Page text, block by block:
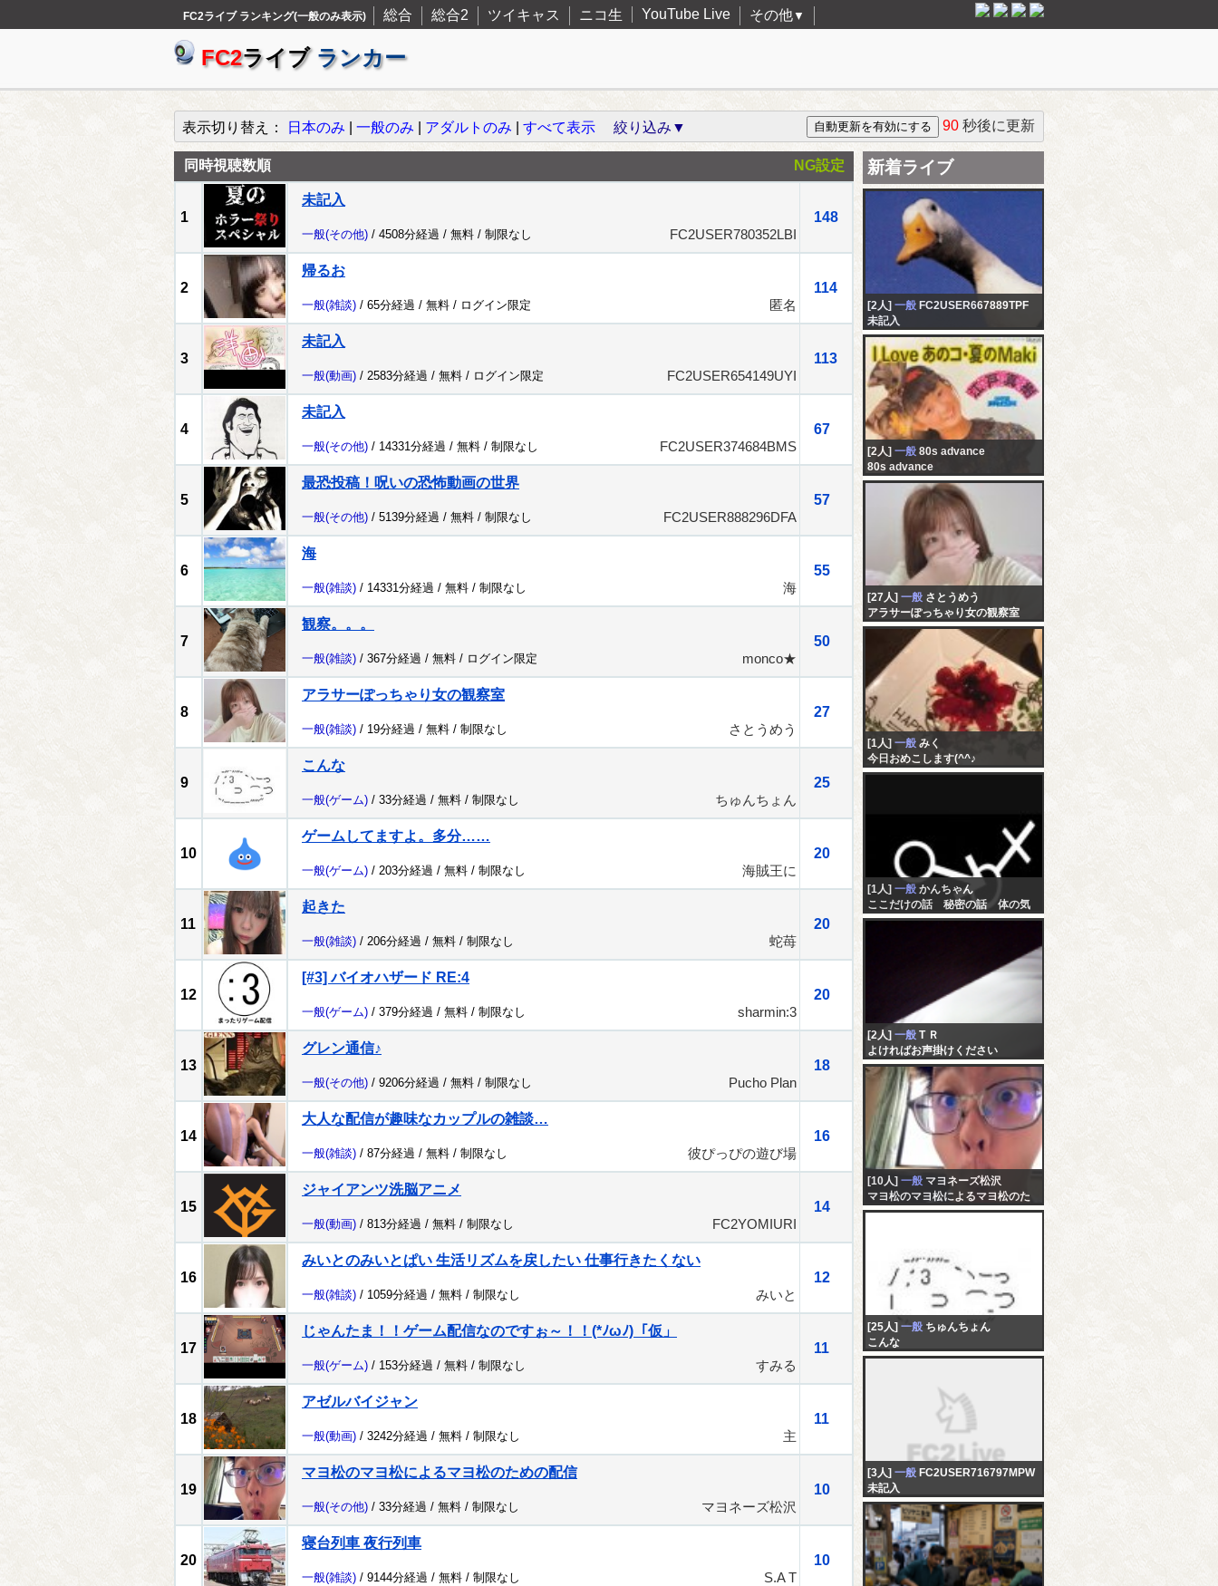
FC2ライブ ランキング(一般のみ表示) 総合 総合2 ツイキャス ニコ生 YouTube Live その他▼
FC2ライブ ランカー
表示切り替え： 日本のみ 一般のみ アダルトのみ すべて表示 絞り込み▼ 90 秒後に更新
同時視聴数順 NG設定
1
未記入
148
一般(その他) / 4508分経過 / 無料 / 制限なし FC2USER780352LBI
2
帰るお
114
一般(雑談) / 65分経過 / 無料 / ログイン限定 匿名
3
未記入
113
一般(動画) / 2583分経過 / 無料 / ログイン限定 FC2USER654149UYI
4
未記入
67
一般(その他) / 14331分経過 / 無料 / 制限なし FC2USER374684BMS
5
最恐投稿！呪いの恐怖動画の世界
57
一般(その他) / 5139分経過 / 無料 / 制限なし FC2USER888296DFA
6
海
55
一般(雑談) / 14331分経過 / 無料 / 制限なし 海
7
観察。。。
50
一般(雑談) / 367分経過 / 無料 / ログイン限定 monco★
8
アラサーぽっちゃり女の観察室
27
一般(雑談) / 19分経過 / 無料 / 制限なし さとうめう
9
こんな
25
一般(ゲーム) / 33分経過 / 無料 / 制限なし ちゅんちょん
10
ゲームしてますよ。多分……
20
一般(ゲーム) / 203分経過 / 無料 / 制限なし 海賊王に
11
起きた
20
一般(雑談) / 206分経過 / 無料 / 制限なし 蛇苺
12
[#3] バイオハザード RE:4
20
一般(ゲーム) / 379分経過 / 無料 / 制限なし sharmin:3
13
グレン通信♪
18
一般(その他) / 9206分経過 / 無料 / 制限なし Pucho Plan
14
大人な配信が趣味なカップルの雑談…
16
一般(雑談) / 87分経過 / 無料 / 制限なし 彼ぴっぴの遊び場
15
ジャイアンツ洗脳アニメ
14
一般(動画) / 813分経過 / 無料 / 制限なし FC2YOMIURI
16
みいとのみいとぱい 生活リズムを戻したい 仕事行きたくない
12
一般(雑談) / 1059分経過 / 無料 / 制限なし みいと
17
じゃんたま！！ゲーム配信なのですぉ～！！(*ﾉωﾉ)「仮」
11
一般(ゲーム) / 153分経過 / 無料 / 制限なし すみる
18
アゼルバイジャン
11
一般(動画) / 3242分経過 / 無料 / 制限なし 主
19
マヨ松のマヨ松によるマヨ松のための配信
10
一般(その他) / 33分経過 / 無料 / 制限なし マヨネーズ松沢
20
寝台列車 夜行列車
10
一般(雑談) / 9144分経過 / 無料 / 制限なし S.A T
新着ライブ
[2人] 一般 FC2USER667889TPF
未記入
[2人] 一般 80s advance
80s advance
[27人] 一般 さとうめう
アラサーぽっちゃり女の観察室
[1人] 一般 みく
今日おめこします(^^♪
[1人] 一般 かんちゃん
ここだけの話 秘密の話 体の気
になる事
[2人] 一般 T Ｒ
よければお声掛けください
[10人] 一般 マヨネーズ松沢
マヨ松のマヨ松によるマヨ松のた
めの配信
[25人] 一般 ちゅんちょん
こんな
[3人] 一般 FC2USER716797MPW
未記入